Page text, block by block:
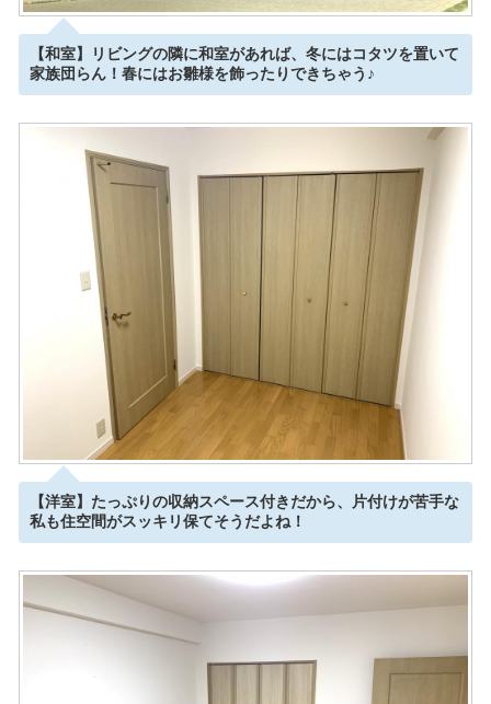
【和室】リビングの隣に和室があれば、冬にはコタツを置いて
家族団らん！春にはお雛様を飾ったりできちゃう♪
【洋室】たっぷりの収納スペース付きだから、片付けが苦手な
私も住空間がスッキリ保てそうだよね！